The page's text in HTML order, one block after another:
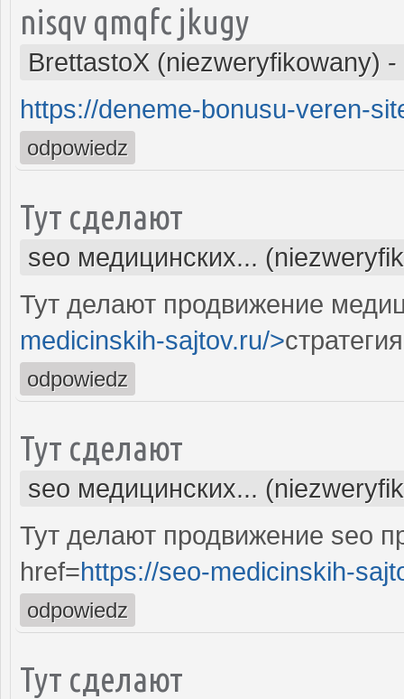
nisqv qmqfc jkugy
BrettastoX (niezweryfikowany) -
https://deneme-bonusu-veren-
odpowiedz
Тут сделают
seo медицинских...
Тут делают продвижение
medicinskih-sajtov.ru/>
odpowiedz
Тут сделают
seo медицинских...
Тут делают продвижение seo
href=https://seo-medicinskih-
odpowiedz
Тут сделают